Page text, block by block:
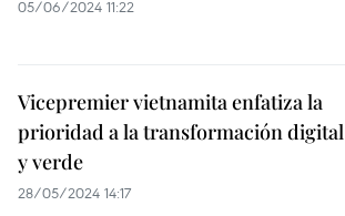
05/06/2024 11:22
Vicepremier vietnamita enfatiza la
prioridad a la transformación digital
y verde
28/05/2024 14:17